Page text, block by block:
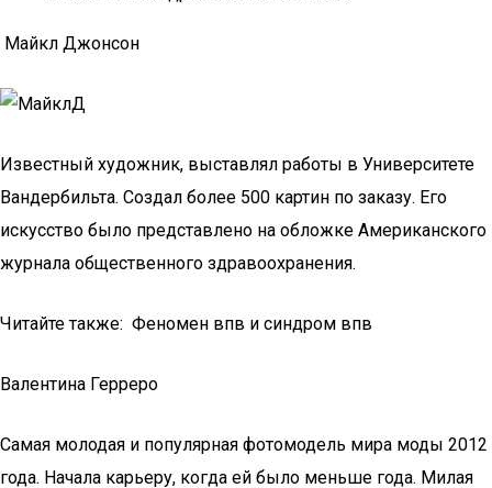
Майкл Джонсон
Известный художник, выставлял работы в Университете
Вандербильта. Создал более 500 картин по заказу. Его
искусство было представлено на обложке Американского
журнала общественного здравоохранения.
Читайте также: Феномен впв и синдром впв
Валентина Герреро
Самая молодая и популярная фотомодель мира моды 2012
года. Начала карьеру, когда ей было меньше года. Милая